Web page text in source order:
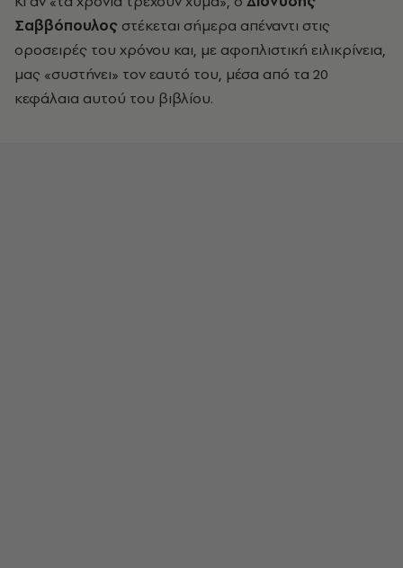
Σαββόπουλος στέκεται σήμερα απέναντι στις
οροσειρές του χρόνου και, με αφοπλιστική ειλικρίνεια,
μας «συστήνει» τον εαυτό του, μέσα από τα 20
κεφάλαια αυτού του βιβλίου.